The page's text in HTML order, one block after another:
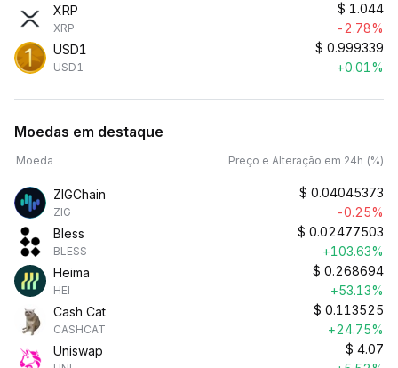
XRP
XRP
$ 1.044
-2.78%
USD1
USD1
$ 0.999339
+0.01%
Moedas em destaque
Moeda Preço e Alteração em 24h (%)
ZIGChain
ZIG
$ 0.04045373
-0.25%
Bless
BLESS
$ 0.02477503
+103.63%
Heima
HEI
$ 0.268694
+53.13%
Cash Cat
CASHCAT
$ 0.113525
+24.75%
Uniswap
$ 4.07